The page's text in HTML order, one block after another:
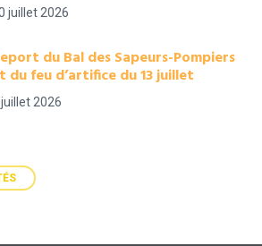
juillet 2026
du Bal des Sapeurs-Pompiers
du feu d’artifice du 13 juillet
2026